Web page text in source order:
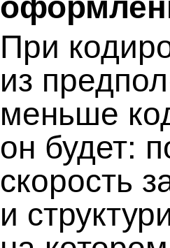
При
из
меньше
он будет:
скорость
и